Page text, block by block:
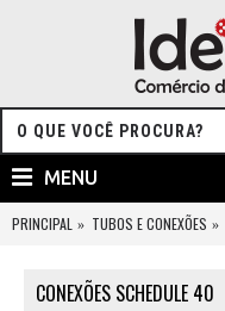
MENU
PRINCIPAL TUBOS E CONEXÕES
CONEXÕES SCHEDULE 40